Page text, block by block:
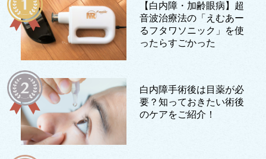
【白内障・加齢眼病】超
音波治療法の「えむあー
るフタワソニック」を使
ったらすごかった
白内障手術後は目薬が必
要？知っておきたい術後
のケアをご紹介！